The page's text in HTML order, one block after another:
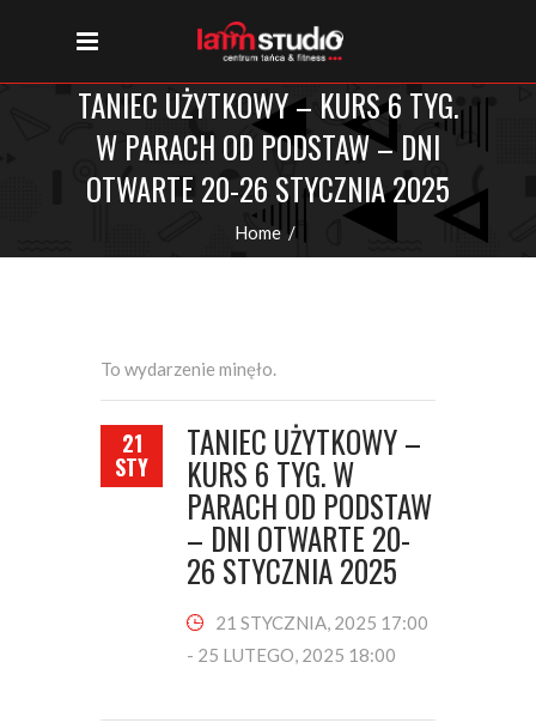
TANIEC UŻYTKOWY – KURS 6 TYG.
W PARACH OD PODSTAW – DNI
OTWARTE 20-26 STYCZNIA 2025
Home/
Taniec użytkowy – kurs 6 tyg. w parach od
To wydarzenie minęło.
21
STY
TANIEC UŻYTKOWY –
KURS 6 TYG. W
PARACH OD PODSTAW
– DNI OTWARTE 20-
26 STYCZNIA 2025
21 STYCZNIA, 2025 17:00
- 25 LUTEGO, 2025 18:00